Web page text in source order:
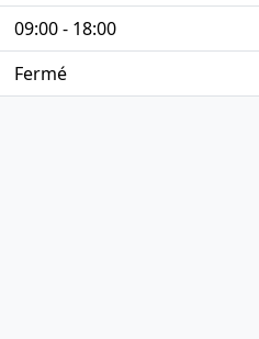
09:00 - 18:00
Fermé